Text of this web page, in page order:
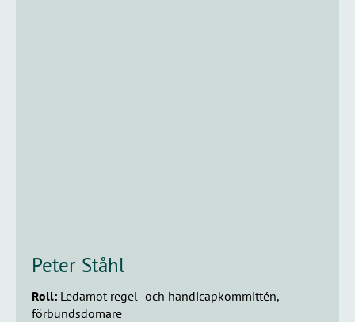
Peter Ståhl
Roll: Ledamot regel- och handicapkommittén,
förbundsdomare